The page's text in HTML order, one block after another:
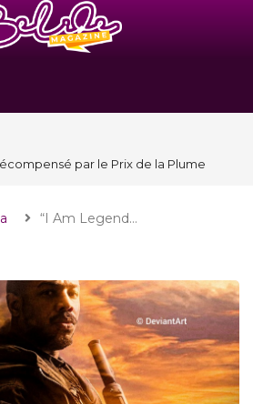
par le Prix de la Plume
“I Am Legend…